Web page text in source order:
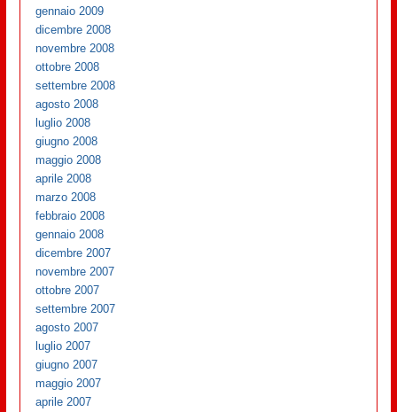
gennaio 2009
dicembre 2008
novembre 2008
ottobre 2008
settembre 2008
agosto 2008
luglio 2008
giugno 2008
maggio 2008
aprile 2008
marzo 2008
febbraio 2008
gennaio 2008
dicembre 2007
novembre 2007
ottobre 2007
settembre 2007
agosto 2007
luglio 2007
giugno 2007
maggio 2007
aprile 2007